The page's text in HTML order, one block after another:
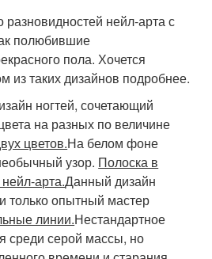
нейл-арта с
полюбившие
пола. Хочется
из таких дизайнов подробнее.
ногтей, сочетающий
на разных по величине
цветов.На белом фоне
узор. Полоска в
арта.Данный дизайн
только опытный мастер
линии.Нестандартное
среди серой массы, но